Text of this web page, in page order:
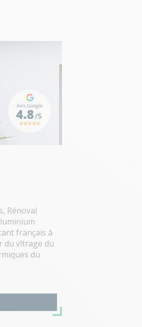
Rénoval
français à
du vitrage du
du
votre
vérandas.
sur la